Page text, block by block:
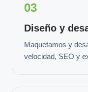
03
Diseño y
Maquetamos y
velocidad, SEO y